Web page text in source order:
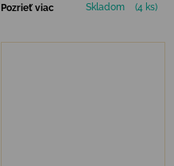
Pozrieť viac Skladom (4 ks)